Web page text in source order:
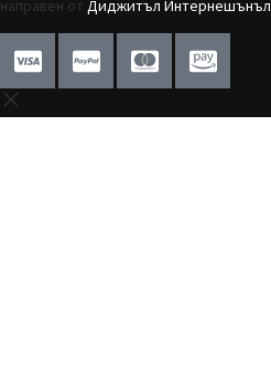
направен от Диджитъл Интернешънъл